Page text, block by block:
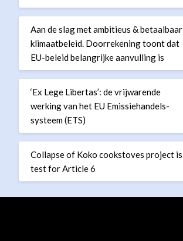
Aan de slag met ambitieus & betaalbaar
klimaatbeleid. Doorrekening toont dat
EU-beleid belangrijke aanvulling is
‘Ex Lege Libertas’: de vrijwarende
werking van het EU Emissiehandels-
systeem (ETS)
Collapse of Koko cookstoves project is
test for Article 6